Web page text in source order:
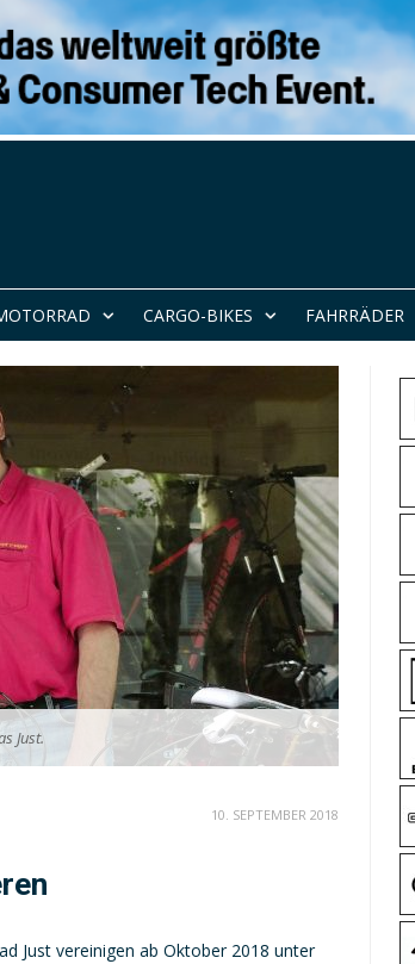
CARGO-BIKES FAHRRÄDER
Just.
10. SEPTEMBER 2018
Just vereinigen ab Oktober 2018 unter